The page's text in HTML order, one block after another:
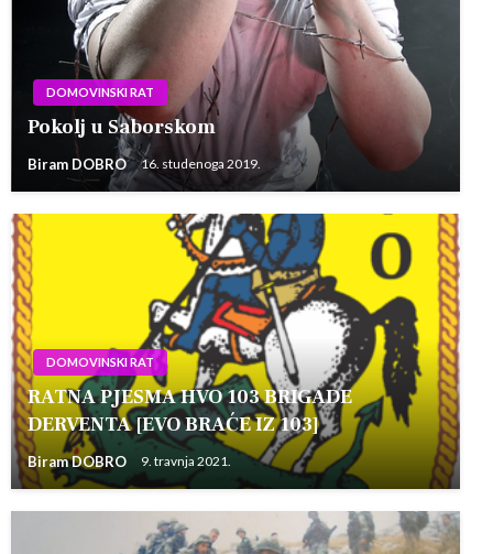
DOMOVINSKI RAT
Pokolj u Saborskom
Biram DOBRO 16. studenoga 2019.
DOMOVINSKI RAT
RATNA PJESMA HVO 103 BRIGADE
DERVENTA [EVO BRAĆE IZ 103]
Biram DOBRO 9. travnja 2021.